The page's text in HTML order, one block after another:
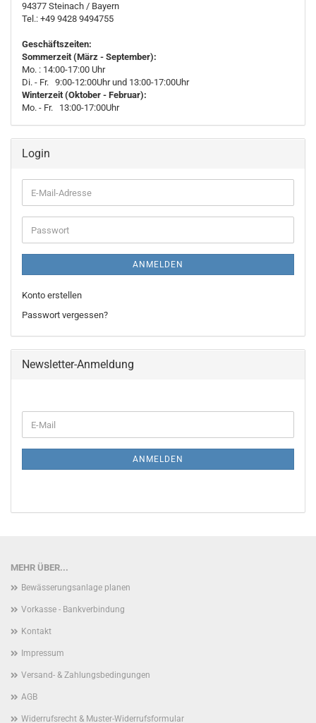
94377 Steinach / Bayern
Tel.: +49 9428 9494755
Geschäftszeiten:
Sommerzeit (März - September):
Mo. : 14:00-17:00 Uhr
Di. - Fr. 9:00-12:00Uhr und 13:00-17:00Uhr
Winterzeit (Oktober - Februar):
Mo. - Fr. 13:00-17:00Uhr
Login
E-
Mail-
Adresse
Passwort
ANMELDEN
Konto erstellen
Passwort vergessen?
Newsletter-Anmeldung
ZUR
E-
Mail
ANMELDEN
MEHR ÜBER...
Bewässerungsanlage planen
Vorkasse - Bankverbindung
Kontakt
Impressum
Versand- & Zahlungsbedingungen
AGB
Widerrufsrecht & Muster-Widerrufsformular